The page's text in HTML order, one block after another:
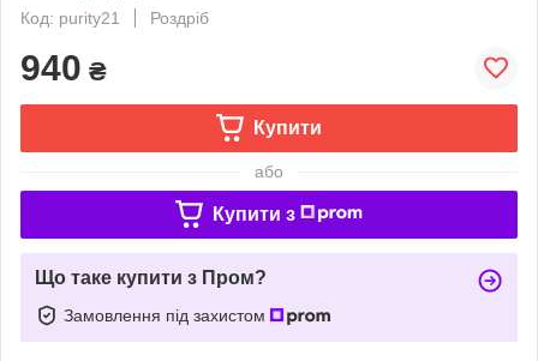
Код: purity21
Роздріб
940 ₴
Купити
або
Купити з
Що таке купити з Пром?
Замовлення під захистом